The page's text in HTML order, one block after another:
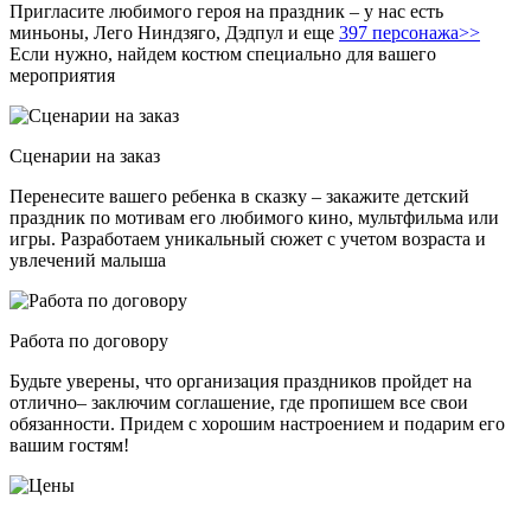
Пригласите любимого героя на праздник – у нас есть
миньоны, Лего Ниндзяго, Дэдпул и еще 397 персонажа>>
Если нужно, найдем костюм специально для вашего
мероприятия
Сценарии на заказ
Перенесите вашего ребенка в сказку – закажите детский
праздник по мотивам его любимого кино, мультфильма или
игры. Разработаем уникальный сюжет с учетом возраста и
увлечений малыша
Работа по договору
Будьте уверены, что организация праздников пройдет на
отлично– заключим соглашение, где пропишем все свои
обязанности. Придем с хорошим настроением и подарим его
вашим гостям!